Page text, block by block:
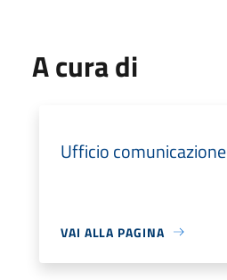
A cura di
Ufficio comunicazione
VAI ALLA PAGINA